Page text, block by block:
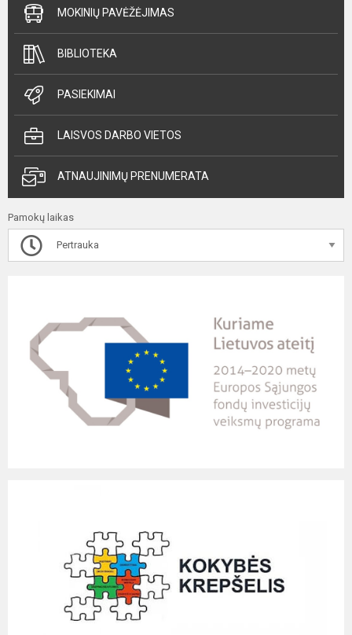
MOKINIŲ PAVĖŽĖJIMAS
BIBLIOTEKA
PASIEKIMAI
LAISVOS DARBO VIETOS
ATNAUJINIMŲ PRENUMERATA
Pamokų laikas
Pertrauka